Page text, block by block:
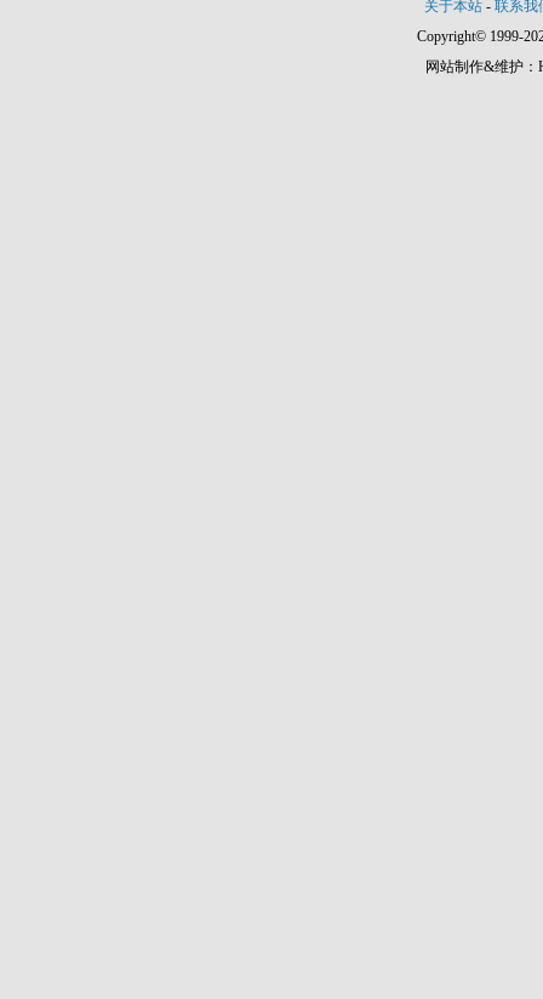
关于本站 - 联系我
Copyright© 1999-
网站制作&维护